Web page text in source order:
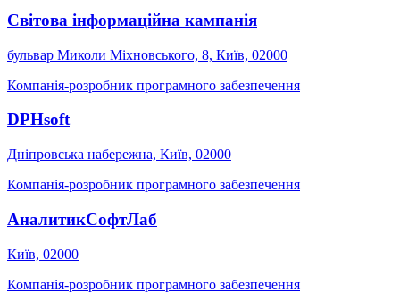
Світова інформаційна кампанія
бульвар Миколи Міхновського, 8, Київ, 02000
Компанія-розробник програмного забезпечення
DPHsoft
Дніпровська набережна, Київ, 02000
Компанія-розробник програмного забезпечення
АналитикСофтЛаб
Київ, 02000
Компанія-розробник програмного забезпечення